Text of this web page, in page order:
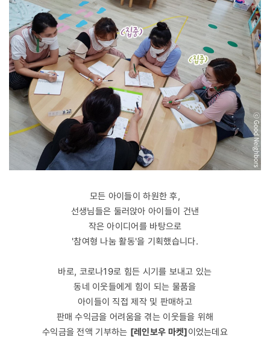
모든 아이들이 하원한 후,
선생님들은 둘러앉아 아이들이 건낸
작은 아이디어를 바탕으로
'참여형 나눔 활동'을 기획했습니다.
바로, 코로나19로 힘든 시기를 보내고 있는
동네 이웃들에게 힘이 되는 물품을
아이들이 직접 제작 및 판매하고
판매 수익금을 어려움을 겪는 이웃들을 위해
수익금을 전액 기부하는 [레인보우 마켓]이었는데요